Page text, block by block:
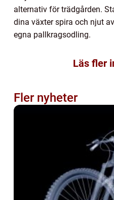
alternativ för trädgården.
dina växter spira och njut
egna pallkragsodling.
Läs fler
Fler nyheter